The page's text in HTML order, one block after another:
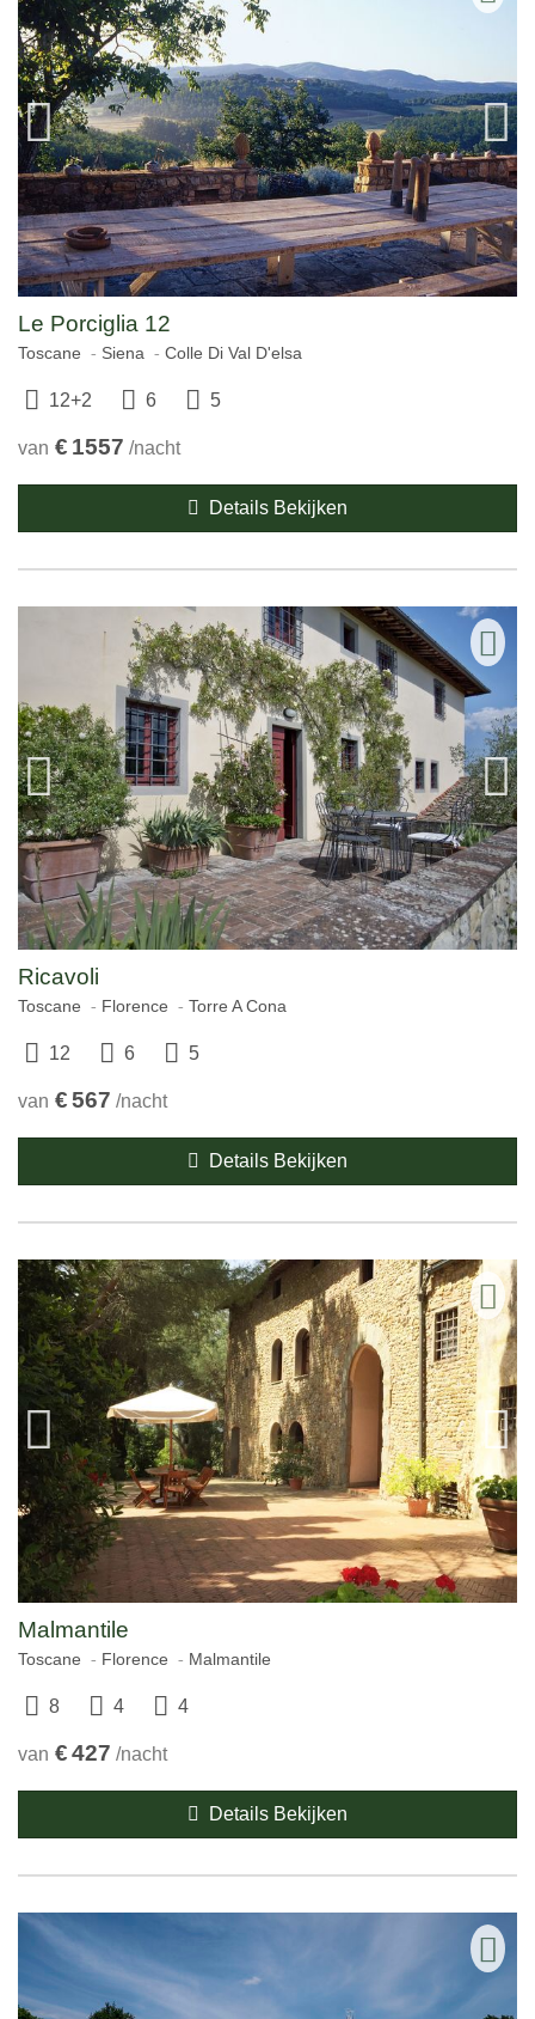
Le Porciglia 12
Toscane Siena Colle Di Val D'elsa
12+2 6 5
van € 1557 /nacht
Details Bekijken
Ricavoli
Toscane Florence Torre A Cona
12 6 5
van €567 /nacht
Details Bekijken
Malmantile
Toscane Florence Malmantile
8 4 4
van €427 /nacht
Details Bekijken